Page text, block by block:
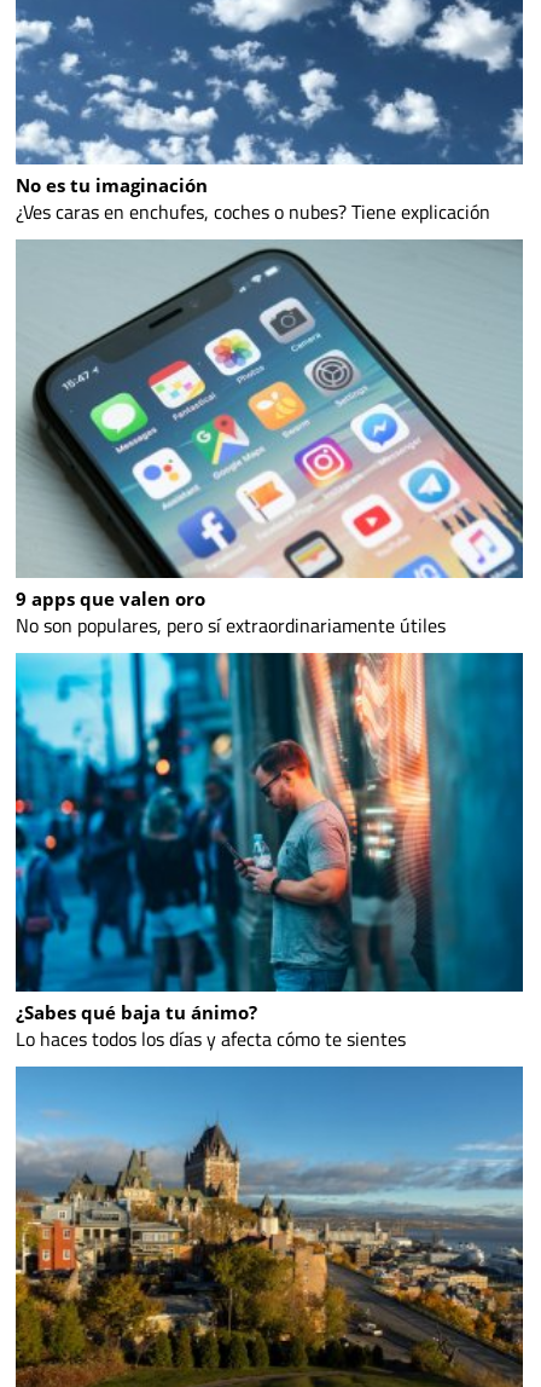
No es tu imaginación
¿Ves caras en enchufes, coches o nubes? Tiene explicación
9 apps que valen oro
No son populares, pero sí extraordinariamente útiles
¿Sabes qué baja tu ánimo?
Lo haces todos los días y afecta cómo te sientes